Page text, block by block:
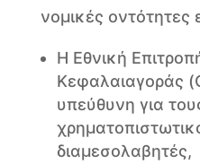
νομικές οντότητες
Η Εθνική
Κεφαλαιαγοράς
υπεύθυνη για
διαμεσολαβητές,